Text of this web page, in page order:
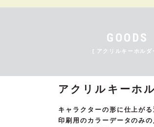
シンプル小説セット
特殊仕様の本の見積もりやご
シール帳台紙（セットなし単品）
GOODS
アクリルキーホルダ
アクリルキーホ
キャラクターの形に仕上が
印刷用のカラーデータのみの